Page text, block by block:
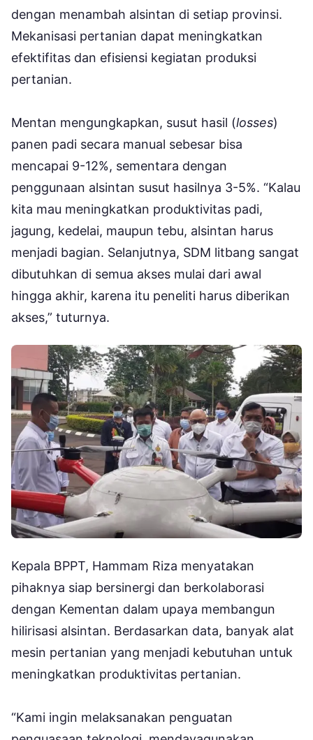
dengan menambah alsintan di setiap provinsi.
Mekanisasi pertanian dapat meningkatkan
efektifitas dan efisiensi kegiatan produksi
pertanian.
Mentan mengungkapkan, susut hasil (losses)
panen padi secara manual sebesar bisa
mencapai 9-12%, sementara dengan
penggunaan alsintan susut hasilnya 3-5%. “Kalau
kita mau meningkatkan produktivitas padi,
jagung, kedelai, maupun tebu, alsintan harus
menjadi bagian. Selanjutnya, SDM litbang sangat
dibutuhkan di semua akses mulai dari awal
hingga akhir, karena itu peneliti harus diberikan
akses,” tuturnya.
Kepala BPPT, Hammam Riza menyatakan
pihaknya siap bersinergi dan berkolaborasi
dengan Kementan dalam upaya membangun
hilirisasi alsintan. Berdasarkan data, banyak alat
mesin pertanian yang menjadi kebutuhan untuk
meningkatkan produktivitas pertanian.
“Kami ingin melaksanakan penguatan